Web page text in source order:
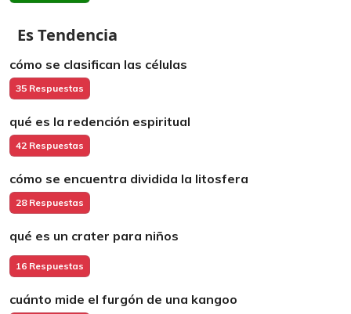
Es Tendencia
cómo se clasifican las células
35 Respuestas
qué es la redención espiritual
42 Respuestas
cómo se encuentra dividida la litosfera
28 Respuestas
qué es un crater para niños
16 Respuestas
cuánto mide el furgón de una kangoo